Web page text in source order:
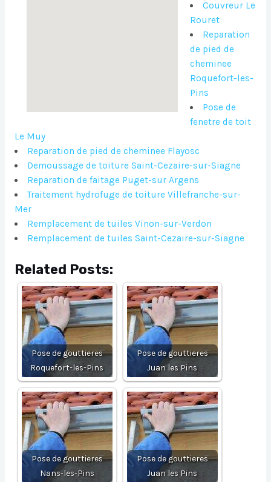
Couvreur Le
Rouret
Reparation
de pied de
cheminee
Roquefort-les-
Pins
Pose de
fenetre de toit
Le Muy
Reparation de pied de cheminee Flayosc
Demoussage de toiture Saint-Cezaire-sur-Siagne
Reparation de faitage Puget-sur Argens
Traitement hydrofuge de toiture Villefranche-sur-
Mer
Remplacement de tuiles Vinon-sur-Verdon
Remplacement de tuiles Saint-Cezaire-sur-Siagne
Related Posts:
Pose de gouttieres
Roquefort-les-Pins
Pose de gouttieres
Juan les Pins
Pose de gouttieres
Nans-les-Pins
Pose de gouttieres
Juan les Pins